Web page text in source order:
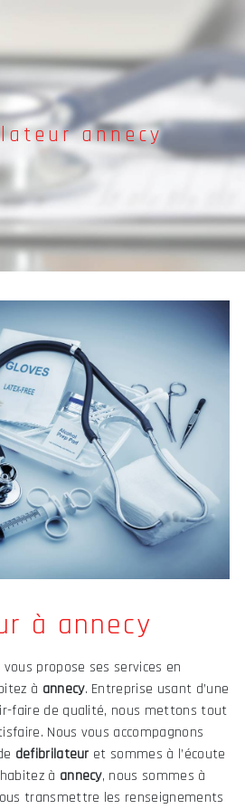
cookies
annecy
à annecy
vous propose ses services en
à annecy. Entreprise usant d’une
faire de qualité, nous mettons tout
Nous vous accompagnons
defibrilateur et sommes à l’écoute
à annecy, nous sommes à
transmettre les renseignements